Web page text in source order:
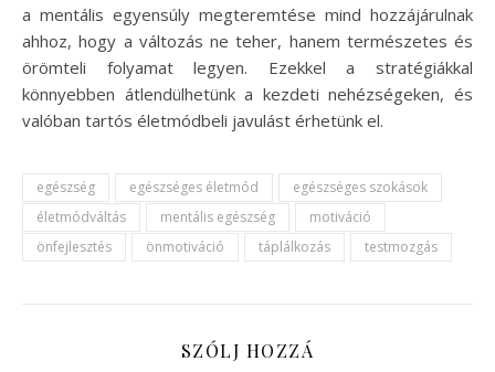
a mentális egyensúly megteremtése mind hozzájárulnak
ahhoz, hogy a változás ne teher, hanem természetes és
örömteli folyamat legyen. Ezekkel a stratégiákkal
könnyebben átlendülhetünk a kezdeti nehézségeken, és
valóban tartós életmódbeli javulást érhetünk el.
egészség egészséges életmód
egészséges szokások
életmódváltás
mentális egészség
motiváció
önfejlesztés
önmotiváció táplálkozás testmozgás
SZÓLJ HOZZÁ